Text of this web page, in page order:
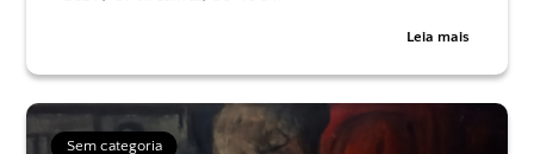
Leia mais
Sem categoria